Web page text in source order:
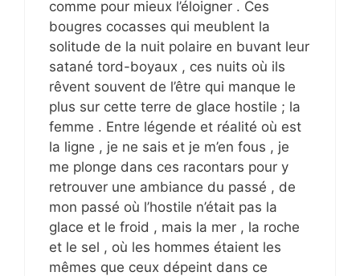
comme pour mieux l’éloigner . Ces
bougres cocasses qui meublent la
solitude de la nuit polaire en buvant leur
satané tord-boyaux , ces nuits où ils
rêvent souvent de l’être qui manque le
plus sur cette terre de glace hostile ; la
femme . Entre légende et réalité où est
la ligne , je ne sais et je m’en fous , je
me plonge dans ces racontars pour y
retrouver une ambiance du passé , de
mon passé où l’hostile n’était pas la
glace et le froid , mais la mer , la roche
et le sel , où les hommes étaient les
mêmes que ceux dépeint dans ce